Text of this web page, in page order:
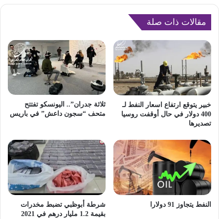
مقالات ذات صلة
خبير يتوقع ارتفاع اسعار النفط لـ
400 دولار في حال أوقفت روسيا
تصديرها
ثلاثة جدران”.. اليونسكو تفتتح
متحف “سجون داعش” في باريس
النفط يتجاوز 91 دولارا
شرطة أبوظبي تضبط مخدرات
بقيمة 1.2 مليار درهم في 2021